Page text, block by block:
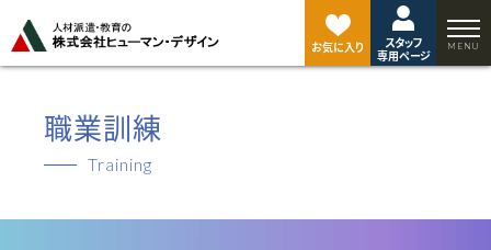
お気に入り
スタッフ
専用ページ
職業訓練
Training
ジ
ト